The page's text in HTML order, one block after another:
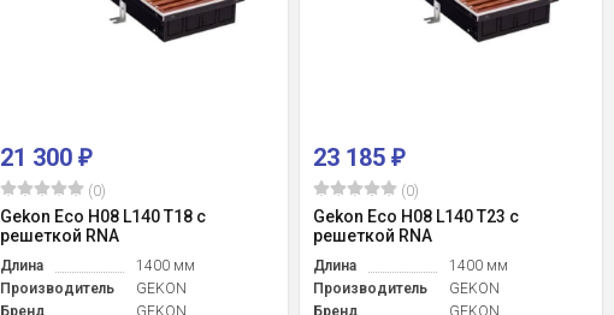
21 300 ₽
(0)
Gekon Eco H08 L140 T18 с
решеткой RNA
Длина
1400 мм
Производитель
GEKON
Бренд
GEKON
23 185₽
(0)
Gekon Eco H08 L140 T23 с
решеткой RNA
Длина
1400 мм
Производитель
GEKON
Бренд
GEKON